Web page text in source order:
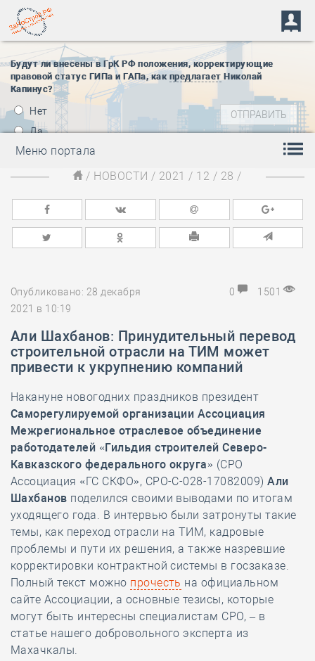
Будут ли внесены в ГрК РФ положения, корректирующие
правовой статус ГИПа и ГАПа, как предлагает Николай
Капинус?
Нет
Да
Меню портала
/ НОВОСТИ / 2021 / 12 / 28 /
Опубликовано: 28 декабря
2021 в 10:19
0 1501
Али Шахбанов: Принудительный перевод
строительной отрасли на ТИМ может
привести к укрупнению компаний
Накануне новогодних праздников президент
Саморегулируемой организации Ассоциация
Межрегиональное отраслевое объединение
работодателей «Гильдия строителей Северо-
Кавказского федерального округа» (СРО
Ассоциация «ГС СКФО», СРО-С-028-17082009)Али
Шахбанов поделился своими выводами по итогам
уходящего года. В интервью были затронуты такие
темы, как переход отрасли на ТИМ, кадровые
проблемы и пути их решения, а также назревшие
корректировки контрактной системы в госзаказе.
Полный текст можно прочесть на официальном
сайте Ассоциации, а основные тезисы, которые
могут быть интересны специалистам СРО, – в
статье нашего добровольного эксперта из
Махачкалы.